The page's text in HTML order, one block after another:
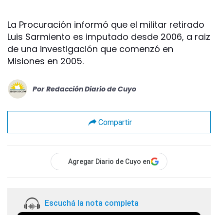
La Procuración informó que el militar retirado
Luis Sarmiento es imputado desde 2006, a raiz
de una investigación que comenzó en
Misiones en 2005.
Por Redacción Diario de Cuyo
Compartir
Agregar Diario de Cuyo en
Escuchá la nota completa